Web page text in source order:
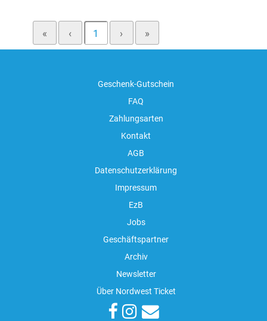
« ‹ 1 › »
Geschenk-Gutschein
FAQ
Zahlungsarten
Kontakt
AGB
Datenschutzerklärung
Impressum
EzB
Jobs
Geschäftspartner
Archiv
Newsletter
Über Nordwest Ticket